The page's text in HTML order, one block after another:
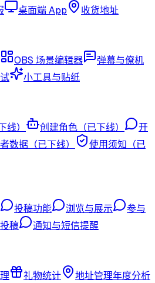
桌面端 App
收货地址
OBS 场景编辑器
弹幕与僚机
小工具与贴纸
） 创建角色（已下线）
开
数据（已下线）
使用须知（已
投稿功能 浏览与展示
参与
稿
通知与短信提醒
礼物统计 地址管理年度分析